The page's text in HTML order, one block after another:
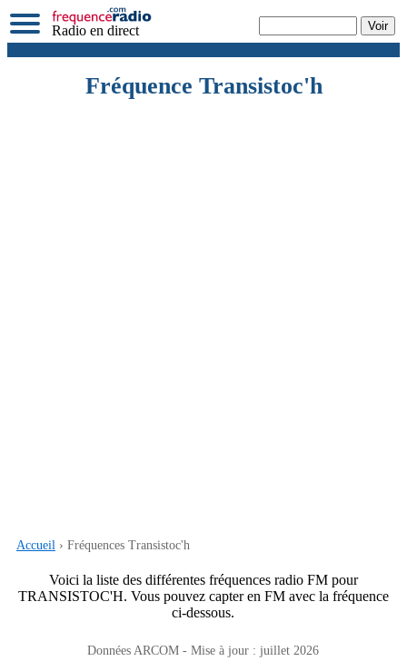
Radio en direct
Fréquence Transistoc'h
Accueil › Fréquences Transistoc'h
Voici la liste des différentes fréquences radio FM pour
TRANSISTOC'H. Vous pouvez capter en FM avec la fréquence
ci-dessous.
Données ARCOM - Mise à jour : juillet 2026